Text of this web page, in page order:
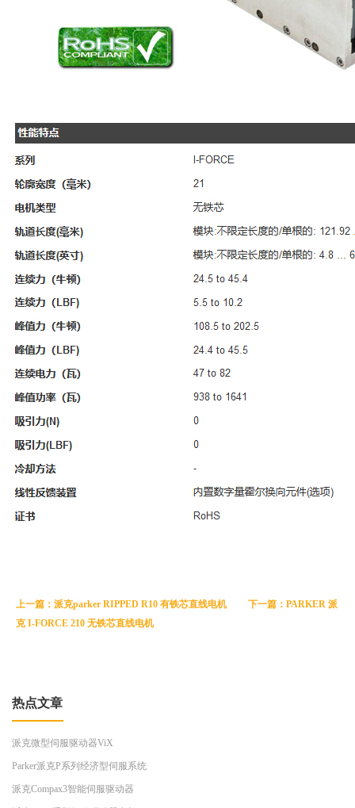
上一篇：派克parker RIPPED R10 有铁芯直线电机
下一篇：PARKER 派
克 I-FORCE 210 无铁芯直线电机
热点文章
派克微型伺服驱动器ViX
Parker派克P系列经济型伺服系统
派克Compax3智能伺服驱动器